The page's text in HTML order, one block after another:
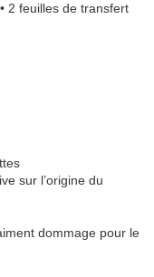
2 feuilles de transfert
sur l’origine du
dommage pour le